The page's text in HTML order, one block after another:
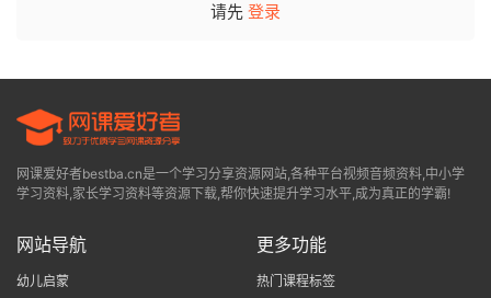
请先 登录
网课爱好者bestba.cn是一个学习分享资源网站,各种平台视频音频资料,中小学
学习资料,家长学习资料等资源下载,帮你快速提升学习水平,成为真正的学霸!
网站导航
幼儿启蒙
更多功能
热门课程标签